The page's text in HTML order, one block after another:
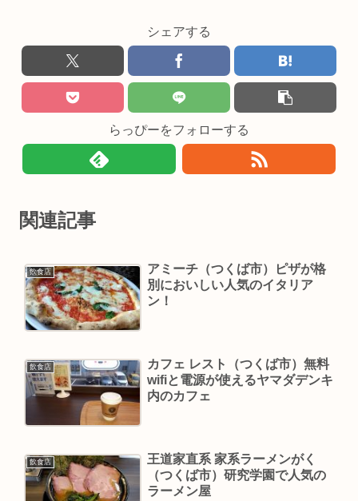
シェアする
らっぴーをフォローする
関連記事
飲食店
アミーチ（つくば市）ピザが格
別においしい人気のイタリア
ン！
飲食店
カフェ レスト（つくば市）無料
wifiと電源が使えるヤマダデンキ
内のカフェ
飲食店
王道家直系 家系ラーメンがく
（つくば市）研究学園で人気の
ラーメン屋